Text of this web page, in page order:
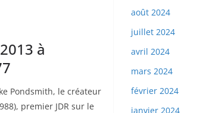
à
Pondsmith, le créateur
premier JDR sur le
août 2024
juillet 2024
avril 2024
mars 2024
février 2024
janvier 2024